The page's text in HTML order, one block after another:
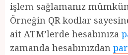
işlem sağlamanız
Örneğin QR kodlar
ait ATM’lerde hesabınıza
zamanda hesabınızdan